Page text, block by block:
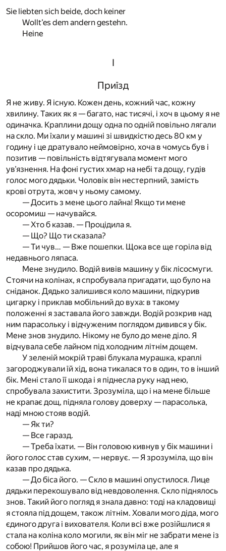
Sie liebten sich beide, doch keiner
Wollt’es dem andern gestehn.
Heine
І
Приїзд
Я не живу. Я існую. Кожен день, кожний час, кожну
хвилину. Таких як я — багато, нас тисячі, і хоч в цьому я не
одиначка. Краплини дощу одна по одній повільно лягали
на скло. Ми їхали у машині зі швидкістю десь 80 км у
годину і це дратувало неймовірно, хоча в чомусь був і
позитив — повільність відтягувала момент мого
ув’язнення. На фоні густих хмар на небі та дощу, гудів
голос мого дядьки. Чоловік він нестерпний, замість
крові отрута, жовч у ньому самому.
— Досить з мене цього лайна! Якщо ти мене
осоромиш — начувайся.
— Хто б казав. — Процідила я.
— Що? Що ти сказала?
— Ти чув… — Вже пошепки. Щока все ще горіла від
недавнього ляпаса.
Мене знудило. Водій вивів машину у бік лісосмуги.
Стоячи на колінах, я спробувала пригадати, що було на
сніданок. Дядько залишився коло машини, підкурив
цигарку і приклав мобільний до вуха: в такому
положенні я заставала його завжди. Водій розкрив над
ним парасольку і відчуженим поглядом дивився у бік.
Мене знов знудило. Нікому не було до мене діло. Я
відчувала себе лайном під холодним літнім дощем.
У зеленій мокрій траві блукала мурашка, краплі
загороджували їй хід, вона тикалася то в один, то в інший
бік. Мені стало її шкода і я піднесла руку над нею,
спробувала захистити. Зрозуміла, що і на мене більше
не крапає дощ, підняла голову доверху — парасолька,
наді мною стояв водій.
— Як ти?
— Все гаразд.
— Треба їхати. — Він головою кивнув у бік машини і
його голос став сухим, — нервує. — Я зрозуміла, що він
казав про дядька.
— До біса його. — Скло в машині опустилося. Лице
дядьки перекошувало від невдоволення. Скло піднялось
знов. Такий його погляд я знала давно: тоді на кладовищі
я стояла під дощем, також літнім. Ховали мого діда, мого
єдиного друга і вихователя. Коли всі вже розійшлися я
стала на коліна коло могили, як він міг не забрати мене із
собою! Прийшов його час, я розуміла це, але я